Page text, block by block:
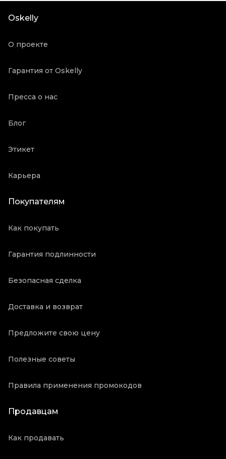
Коробка
Продавец
Oskelly
О проекте
Гарантия от Oskelly
Пресса о нас
Блог
Этикет
Карьера
Покупателям
Как покупать
Гарантия подлинности
Безопасная сделка
Доставка и возврат
Предложите свою цену
Полезные советы
Правила применения промокодов
Продавцам
Как продавать